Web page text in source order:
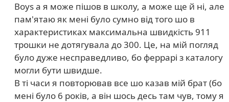
Boys а я може пішов в школу, а може ще й ні, але
пам'ятаю як мені було сумно від того шо в
характеристиках максимальна швидкість 911
трошки не дотягувала до 300. Це, на мій погляд
було дуже несправедливо, бо феррарі з каталогу
могли бути швидше.
В ті часи я повторював все шо казав мій брат (бо
мені було 6 років, а він шось десь там чув, тому я